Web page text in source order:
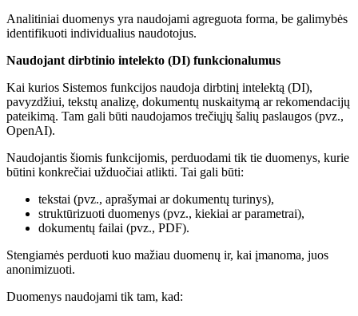
Analitiniai duomenys yra naudojami agreguota forma, be galimybės
identifikuoti individualius naudotojus.
Naudojant dirbtinio intelekto (DI) funkcionalumus
Kai kurios Sistemos funkcijos naudoja dirbtinį intelektą (DI),
pavyzdžiui, tekstų analizę, dokumentų nuskaitymą ar rekomendacijų
pateikimą. Tam gali būti naudojamos trečiųjų šalių paslaugos (pvz.,
OpenAI).
Naudojantis šiomis funkcijomis, perduodami tik tie duomenys, kurie
būtini konkrečiai užduočiai atlikti. Tai gali būti:
tekstai (pvz., aprašymai ar dokumentų turinys),
struktūrizuoti duomenys (pvz., kiekiai ar parametrai),
dokumentų failai (pvz., PDF).
Stengiamės perduoti kuo mažiau duomenų ir, kai įmanoma, juos
anonimizuoti.
Duomenys naudojami tik tam, kad: